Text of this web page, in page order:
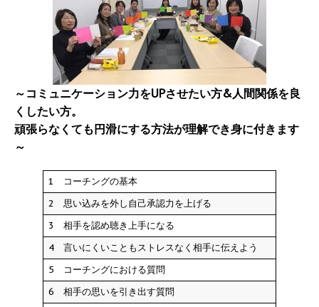
～コミュニケーション力をUPさせたい方&人間関係を良
くしたい方。
頑張らなくても円滑にする方法が理解でき身に付きます
～
1 コーチングの基本
2 思い込みを外し自己承認力を上げる
3 相手を認め聴き上手になる
4 言いにくいこともストレスなく相手に伝えよう
5 コーチングにおける質問
6 相手の思いを引き出す質問